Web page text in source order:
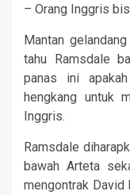
– Orang Inggris
Mantan
tahu Ramsdale
panas ini
hengkang untuk
Inggris.
Ramsdale
bawah Arteta
mengontrak David